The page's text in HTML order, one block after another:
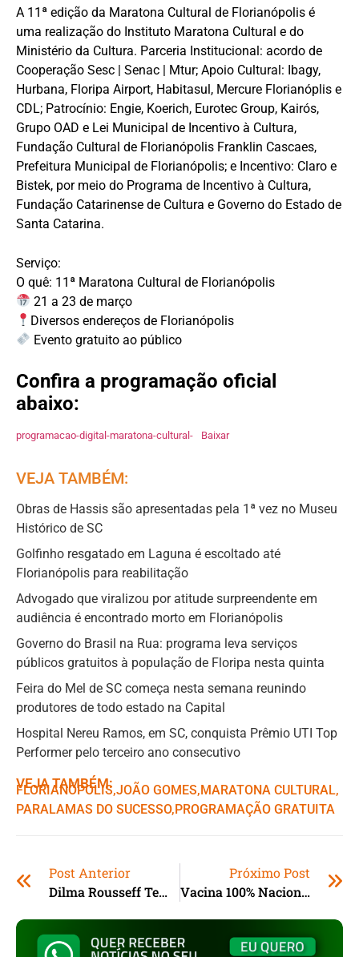
A 11ª edição da Maratona Cultural de Florianópolis é
uma realização do Instituto Maratona Cultural e do
Ministério da Cultura. Parceria Institucional: acordo de
Cooperação Sesc | Senac | Mtur; Apoio Cultural: Ibagy,
Hurbana, Floripa Airport, Habitasul, Mercure Florianóplis e
CDL; Patrocínio: Engie, Koerich, Eurotec Group, Kairós,
Grupo OAD e Lei Municipal de Incentivo à Cultura,
Fundação Cultural de Florianópolis Franklin Cascaes,
Prefeitura Municipal de Florianópolis; e Incentivo: Claro e
Bistek, por meio do Programa de Incentivo à Cultura,
Fundação Catarinense de Cultura e Governo do Estado de
Santa Catarina.
Serviço:
O quê: 11ª Maratona Cultural de Florianópolis
21 a 23 de março
Diversos endereços de Florianópolis
Evento gratuito ao público
Confira a programação oficial
abaixo:
programacao-digital-maratona-cultural- Baixar
VEJA TAMBÉM:
Obras de Hassis são apresentadas pela 1ª vez no Museu
Histórico de SC
Golfinho resgatado em Laguna é escoltado até
Florianópolis para reabilitação
Advogado que viralizou por atitude surpreendente em
audiência é encontrado morto em Florianópolis
Governo do Brasil na Rua: programa leva serviços
públicos gratuitos à população de Floripa nesta quinta
Feira do Mel de SC começa nesta semana reunindo
produtores de todo estado na Capital
Hospital Nereu Ramos, em SC, conquista Prêmio UTI Top
Performer pelo terceiro ano consecutivo
VEJA TAMBÉM:
FLORIANÓPOLIS,ㅤJOÃO GOMES,ㅤMARATONA CULTURAL,ㅤ
PARALAMAS DO SUCESSO,ㅤPROGRAMAÇÃO GRATUITA
Post Anterior
Dilma Rousseff Tem Quadro De Neurite Vestibular
Próximo Post
Vacina 100% Nacional Contra A Dengue Chegará Ao SUS Em 2026